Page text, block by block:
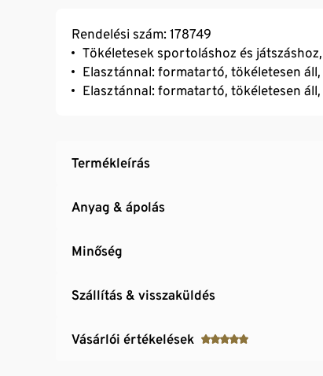
Rendelési szám: 178749
Tökéletesek sportoláshoz és
Elasztánnal: formatartó, tökéletesen
Elasztánnal: formatartó, tökéletesen
Termékleírás
Anyag & ápolás
Minőség
Szállítás & visszaküldés
Vásárlói értékelések